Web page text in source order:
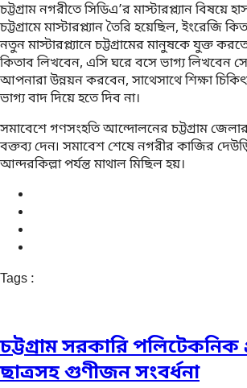
চট্টগ্রাম নগরীতে সিডিএ’র মাস্টারপ্ল্যান বিষয়ে
চট্টগ্রামে মাস্টারপ্ল্যান তৈরি হয়েছিল, ইংরেজি
নতুন মাস্টারপ্ল্যানে চট্টগ্রামের মানুষকে যুক্ত
কিতাব লিখবেন, এসি ঘরে বসে ভাগ্য লিখবেন
আপনারা উন্নয়ন করবেন, সাথেসাথে শিক্ষা
ভাগ্য বাদ দিয়ে হতে দিব না।
সমাবেশে গণসংহতি আন্দোলনের চট্টগ্রাম জেলার
বক্তব্য দেন৷ সমাবেশ শেষে নগরীর কাজির
আন্দরকিল্লা পর্যন্ত মাথাল মিছিল হয়।
Tags :
চট্টগ্রাম সরকারি পলিটেকনিক
ছাত্রসহ গুণীজন সংবর্ধনা